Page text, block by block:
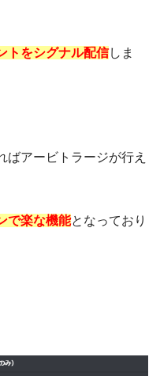
トをシグナル配信しま
ばアービトラージが行え
で楽な機能となっており